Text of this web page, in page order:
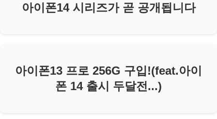
아이폰14 시리즈가 곧 공개됩니다
아이폰13 프로 256G 구입!(feat.아이
폰 14 출시 두달전...)